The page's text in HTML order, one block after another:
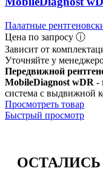
Палатные
Цена по запросу ⓘ
Зависит от
Уточняйте у
Передвижной
MobileDiagnost wDR -
система с выдвижной
Просмотреть товар
Быстрый просмотр
ОСТАЛИСЬ